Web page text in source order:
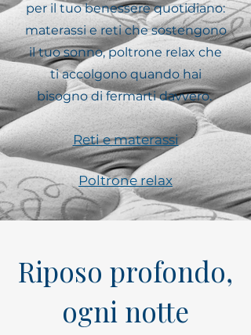
per il tuo benessere quotidiano:
materassi e reti che sostengono
il tuo sonno, poltrone relax che
ti accolgono quando hai
bisogno di fermarti davvero.
Reti e materassi
Poltrone relax
Riposo profondo,
ogni notte